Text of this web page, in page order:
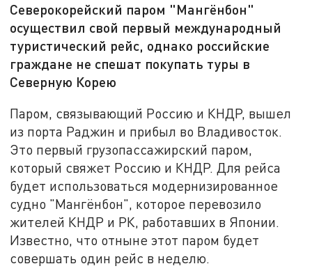
Северокорейский паром "Мангёнбон"
осуществил свой первый международный
туристический рейс, однако российские
граждане не спешат покупать туры в
Северную Корею
Паром, связывающий Россию и КНДР, вышел
из порта Раджин и прибыл во Владивосток.
Это первый грузопассажирский паром,
который свяжет Россию и КНДР. Для рейса
будет использоваться модернизированное
судно "Мангёнбон", которое перевозило
жителей КНДР и РК, работавших в Японии.
Известно, что отныне этот паром будет
совершать один рейс в неделю.